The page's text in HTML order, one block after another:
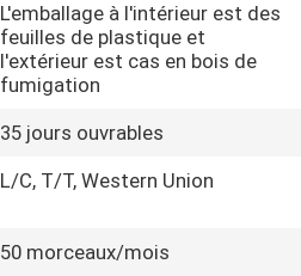
L'emballage à l'intérieur est des
feuilles de plastique et
l'extérieur est cas en bois de
fumigation
35 jours ouvrables
L/C, T/T, Western Union
50 morceaux/mois